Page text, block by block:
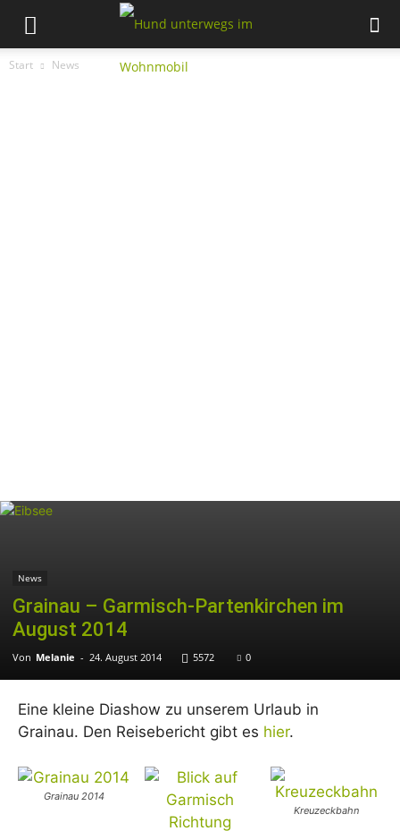
Start News
News
Grainau – Garmisch-Partenkirchen im
August 2014
Von Melanie - 24. August 2014 5572 0
Eine kleine Diashow zu unserem Urlaub in
Grainau. Den Reisebericht gibt es hier.
Grainau 2014
Kreuzeckbahn